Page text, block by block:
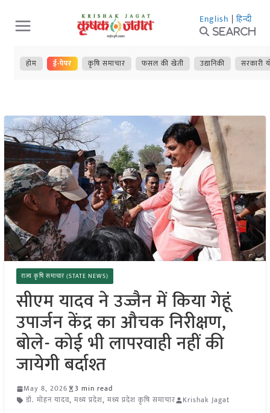
Skip
to
content
English | हिन्दी
Search
होम ई-पेपर कृषि समाचार फसल की खेती उद्यानिकी सरकारी
राज्य कृषि समाचार (STATE NEWS)
सीएम यादव ने उज्जैन में किया गेहूं
उपार्जन केंद्र का औचक निरीक्षण,
बोले- कोई भी लापरवाही नहीं की
जायेगी बर्दाश्त
May 8, 2026
3 min read
डॉ. मोहन यादव, मध्य प्रदेश, मध्य प्रदेश कृषि समाचार Krishak Jagat